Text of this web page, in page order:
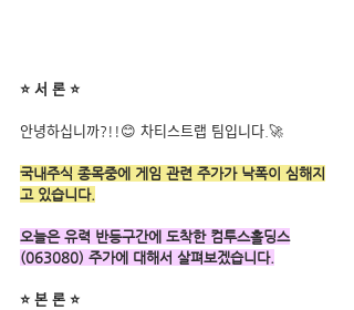
⭐ 서 론 ⭐
안녕하십니까?!!😊 차티스트랩 팀입니다.🚀
국내주식 종목중에 게임 관련 주가가 낙폭이 심해지
고 있습니다.
오늘은 유력 반등구간에 도착한 컴투스홀딩스
(063080) 주가에 대해서 살펴보겠습니다.
⭐ 본 론 ⭐